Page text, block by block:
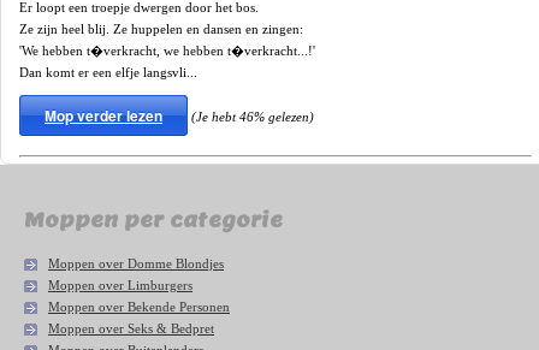
Er loopt een troepje dwergen door het bos.
Ze zijn heel blij. Ze huppelen en dansen en zingen:
'We hebben t�verkracht, we hebben t�verkracht...!'
Dan komt er een elfje langsvli...
Mop verder lezen (Je hebt 46% gelezen)
Moppen per categorie
Moppen over Domme Blondjes
Moppen over Limburgers
Moppen over Bekende Personen
Moppen over Seks & Bedpret